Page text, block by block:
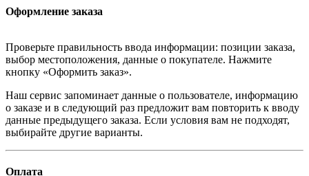
Оформление заказа
Проверьте правильность ввода информации: позиции заказа,
выбор местоположения, данные о покупателе. Нажмите
кнопку «Оформить заказ».
Наш сервис запоминает данные о пользователе, информацию
о заказе и в следующий раз предложит вам повторить к вводу
данные предыдущего заказа. Если условия вам не подходят,
выбирайте другие варианты.
Оплата